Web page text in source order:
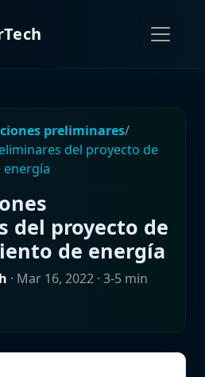
preliminares/
del proyecto de
energía
del proyecto de
de energía
· Mar 16, 2022 · 3-5 min